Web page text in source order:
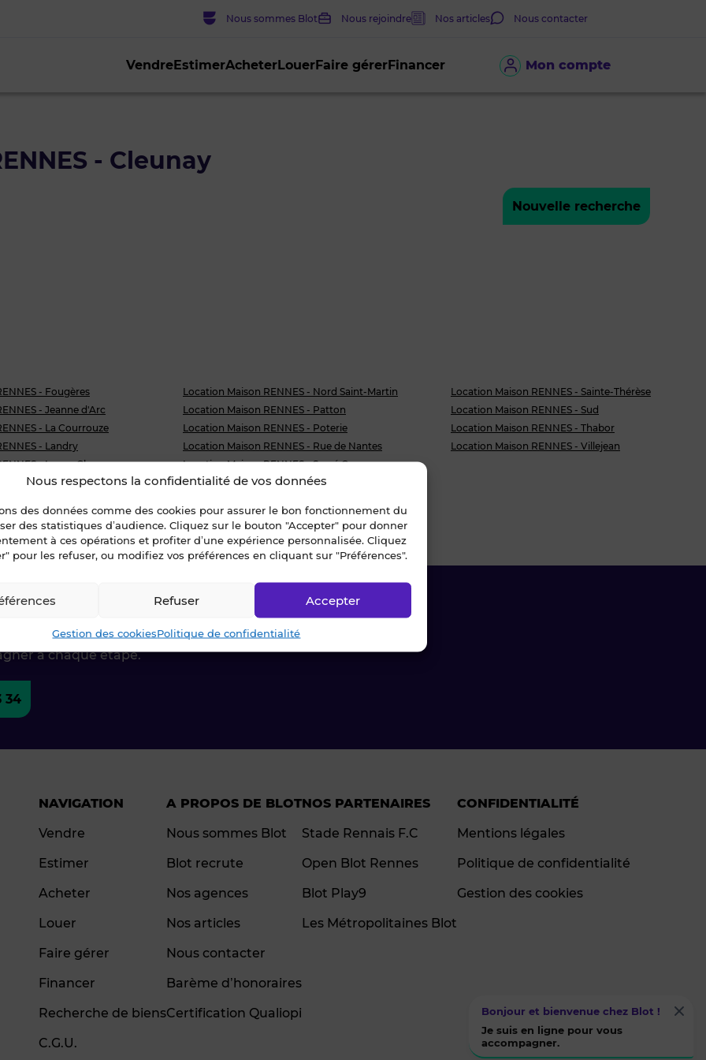
Nous respectons la confidentialité de vos données
des données comme des cookies pour assurer le bon fonctionnement du
des statistiques d’audience. Cliquez sur le bouton "Accepter" pour donner
à ces opérations et profiter d’une expérience personnalisée. Cliquez
pour les refuser, ou modifiez vos préférences en cliquant sur "Préférences".
Accepter
Refuser
Gestion des cookiesPolitique de confidentialité
Mon compte
VendreEstimerAcheterLouerFaire gérerFinancer
Nous sommes Blot Nous rejoindre Nos articles Nous contacter
- Cleunay
- Cleunay
Nouvelle recherche
- Fougères
- Jeanne d'Arc
- La Courrouze
- Landry
- Longs Champs
- Lorient - Saint-Brieuc
- Maurepas
Location Maison RENNES - Nord Saint-Martin
Location Maison RENNES - Patton
Location Maison RENNES - Poterie
Location Maison RENNES - Rue de Nantes
Location Maison RENNES - Sacré Coeurs
Location Maison RENNES - Saint-Helier
Location Maison RENNES - Sainte-Thérèse
Location Maison RENNES - Sud
Location Maison RENNES - Thabor
Location Maison RENNES - Villejean
nous !
à chaque étape.
34
NAVIGATION
Vendre
Estimer
Acheter
Louer
Faire gérer
Financer
Recherche de biens
C.G.U.
A PROPOS DE BLOT
Nous sommes Blot
Blot recrute
Nos agences
Nos articles
Nous contacter
Barème d’honoraires
Certification Qualiopi
NOS PARTENAIRES
Stade Rennais F.C
Open Blot Rennes
Blot Play9
Les Métropolitaines Blot
CONFIDENTIALITÉ
Mentions légales
Politique de confidentialité
Gestion des cookies
Bonjour et bienvenue chez Blot !
Je suis en ligne pour vous
accompagner.